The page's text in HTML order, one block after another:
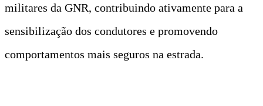
militares da GNR, contribuindo ativamente para a
sensibilização dos condutores e promovendo
comportamentos mais seguros na estrada.